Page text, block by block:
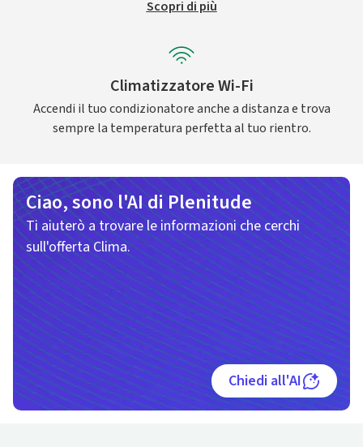
Scopri di più
Climatizzatore Wi-Fi
Accendi il tuo condizionatore anche a distanza e trova
sempre la temperatura perfetta al tuo rientro.
Ciao, sono l'AI di Plenitude
Ti aiuterò a trovare le informazioni che cerchi
sull'offerta Clima.
Chiedi all'AI